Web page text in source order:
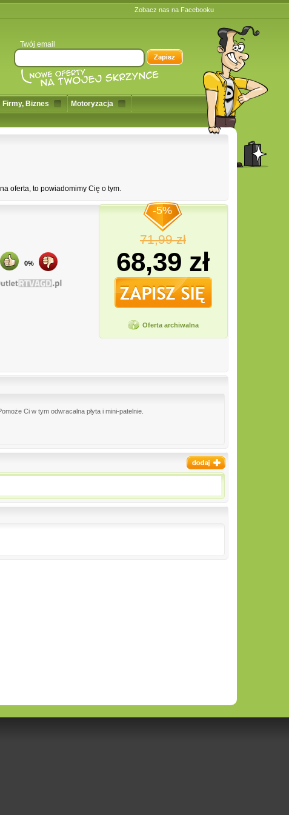
Twój email
Zobacz nas na Facebooku
Firmy, Biznes
Motoryzacja
oferta, to powiadomimy Cię o tym.
0%
-5%
71,99 zł
68,39 zł
Oferta archiwalna
Ci w tym odwracalna płyta i mini-patelnie.